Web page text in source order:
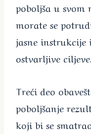
poboljša u svom
morate se
jasne instrukcije
ostvarljive
Treći deo
poboljšanje
koji bi se